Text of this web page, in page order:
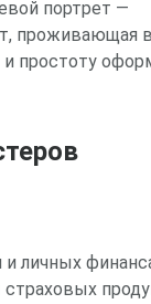
портрет —
проживающая
простоту
личных